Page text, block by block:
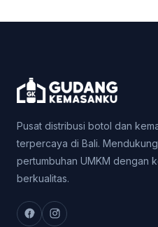
Pusat distribusi botol dan
terpercaya di Bali. Mendukung
pertumbuhan UMKM dengan
berkualitas.